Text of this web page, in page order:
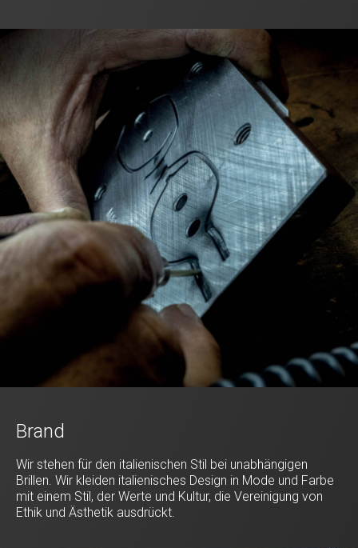
Brand
Wir stehen für den italienischen Stil bei unabhängigen
Brillen. Wir kleiden italienisches Design in Mode und Farbe
mit einem Stil, der Werte und Kultur, die Vereinigung von
Ethik und Ästhetik ausdrückt.